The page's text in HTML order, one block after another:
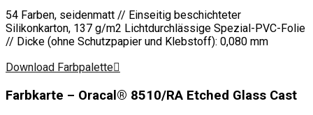
54 Farben, seidenmatt // Einseitig beschichteter
Silikonkarton, 137 g/m2 Lichtdurchlässige Spezial-PVC-Folie
// Dicke (ohne Schutzpapier und Klebstoff): 0,080 mm
Download Farbpalette
Farbkarte – Oracal® 8510/RA Etched Glass Cast